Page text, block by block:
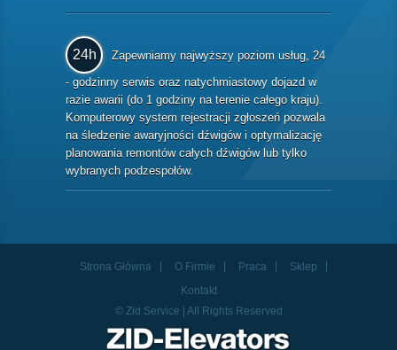
24h
Zapewniamy najwyższy poziom usług, 24
- godzinny serwis oraz natychmiastowy dojazd w
razie awarii (do 1 godziny na terenie całego kraju).
Komputerowy system rejestracji zgłoszeń pozwala
na śledzenie awaryjności dźwigów i optymalizację
planowania remontów całych dźwigów lub tylko
wybranych podzespołów.
Strona Główna O Firmie Praca
Sklep
Kontakt
© Zid Service | All Rights Reserved